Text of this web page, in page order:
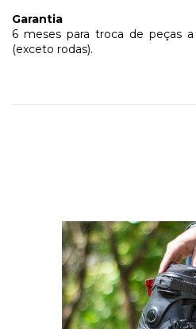
Garantia
6 meses para troca de peças
(exceto rodas).